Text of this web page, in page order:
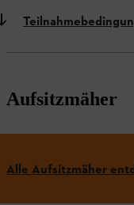
Aufsitzmäher
Alle Aufsitzmäher